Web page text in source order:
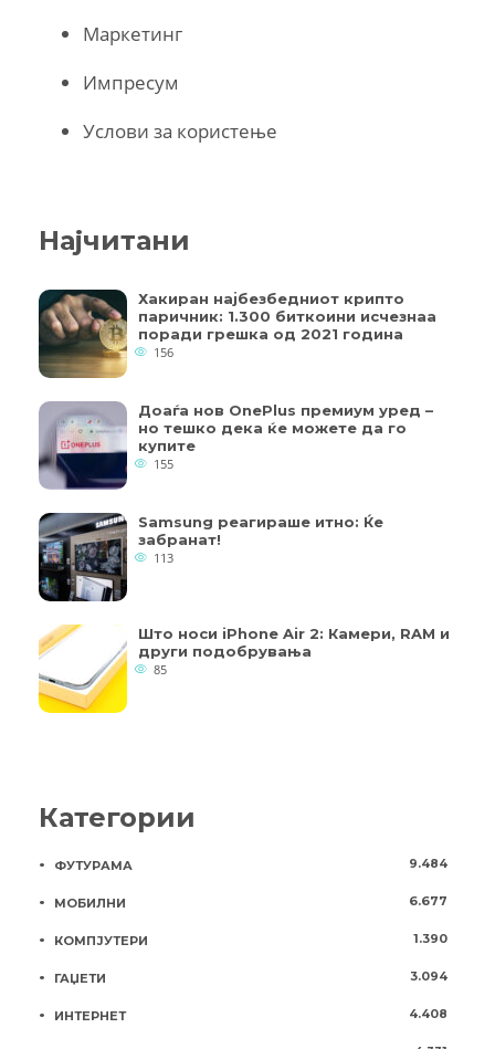
Маркетинг
Импресум
Услови за користење
Најчитани
Хакиран најбезбедниот крипто
паричник: 1.300 биткоини исчезнаа
поради грешка од 2021 година
156
Доаѓа нов OnePlus премиум уред –
но тешко дека ќе можете да го
купите
155
Samsung реагираше итно: Ќе
забранат!
113
Што носи iPhone Air 2: Камери, RAM и
други подобрувања
85
Категории
ФУТУРАМА 9.484
МОБИЛНИ 6.677
КОМПЈУТЕРИ 1.390
ГАЏЕТИ 3.094
ИНТЕРНЕТ 4.408